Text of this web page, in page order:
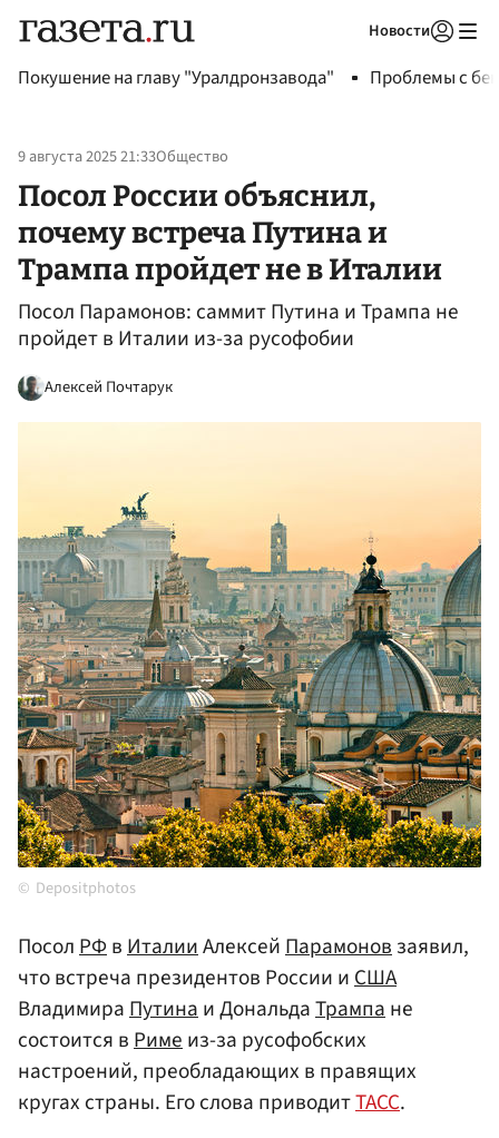
Новости
Покушение на главу "Уралдронзавода" Проблемы с
9 августа 2025 21:33Общество
Посол России объяснил,
почему встреча Путина и
Трампа пройдет не в Италии
Посол Парамонов: саммит Путина и Трампа не
пройдет в Италии из-за русофобии
Алексей Почтарук
Depositphotos
ПосолРФвИталииАлексейПарамоновзаявил,
что встреча президентов России иСША
ВладимираПутинаи ДональдаТрампане
состоится вРимеиз-за русофобских
настроений, преобладающих в правящих
кругах страны. Его слова приводитТАСС.